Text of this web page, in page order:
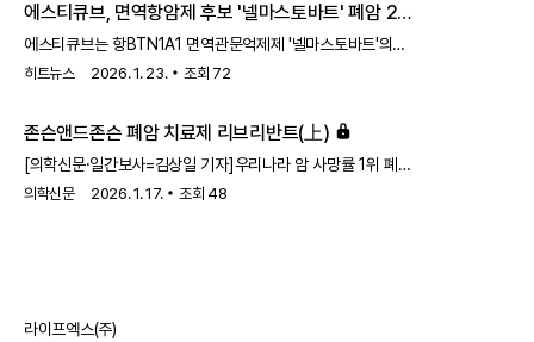
했었지만, 신통치
만큼 환자와 보호자의 선택도 매우 중요해졌다. “허가된
약이라는데 왜 보험이 안 되나”, “의사가 권한 치료를 왜 바로
시작할 수 없나”라는 질문은 이제 폐암 진료실에서 가장 흔한
에스티큐브, 면역항암제 후보 '넬마스토바트' 폐암 2상
개시
에스티큐브는 항BTN1A1 면역관문억제제 '넬마스토바트'의
진행성/전이성 비소세포폐암 대상 2상 임상시험의 첫 환자
(종양비율점수(TPS)≥50%) 환자를 선별해 넬마스토바트
800mg과 도세탁셀 75 mg/m²를 병용 투여하는 방식으로
설계됐다. 국내 대학병원 5곳에서 진행되며, 첫 환자등록은
히트뉴스 2026. 1. 23. 조회 72
존슨앤드존슨 폐암 치료제 리브리반트(上)
[의학신문·일간보사=김상일 기자]우리나라 암 사망률 1위 폐암
중 약 80~85%는 비소세포폐암이다. 비소세포폐암 중 엑손 20
23~29% 수준에 머무른다. 기존 EGFR-TKI에 대한 반응률도
의학신문 2026. 1. 17. 조회 48
라이프엑스(주)